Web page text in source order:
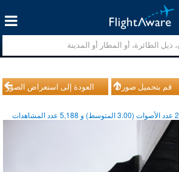
العودة إلى استعراض الصور قم بتحميل صورك
2عدد الأصوات (3.00المتوسط) و 5,188عدد المشاهدات